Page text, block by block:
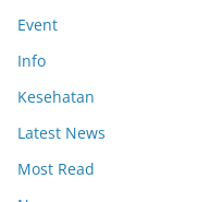
Event
Info
Kesehatan
Latest News
Most Read